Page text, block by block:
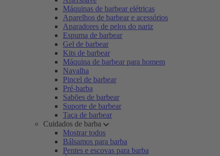
Máquinas de barbear elétricas
Aparelhos de barbear e acessórios
Aparadores de pelos do nariz
Espuma de barbear
Gel de barbear
Kits de barbear
Máquina de barbear para homem
Navalha
Pincel de barbear
Pré-barba
Sabões de barbear
Suporte de barbear
Taça de barbear
Cuidados de barba
Mostrar todos
Bálsamos para barba
Pentes e escovas para barba